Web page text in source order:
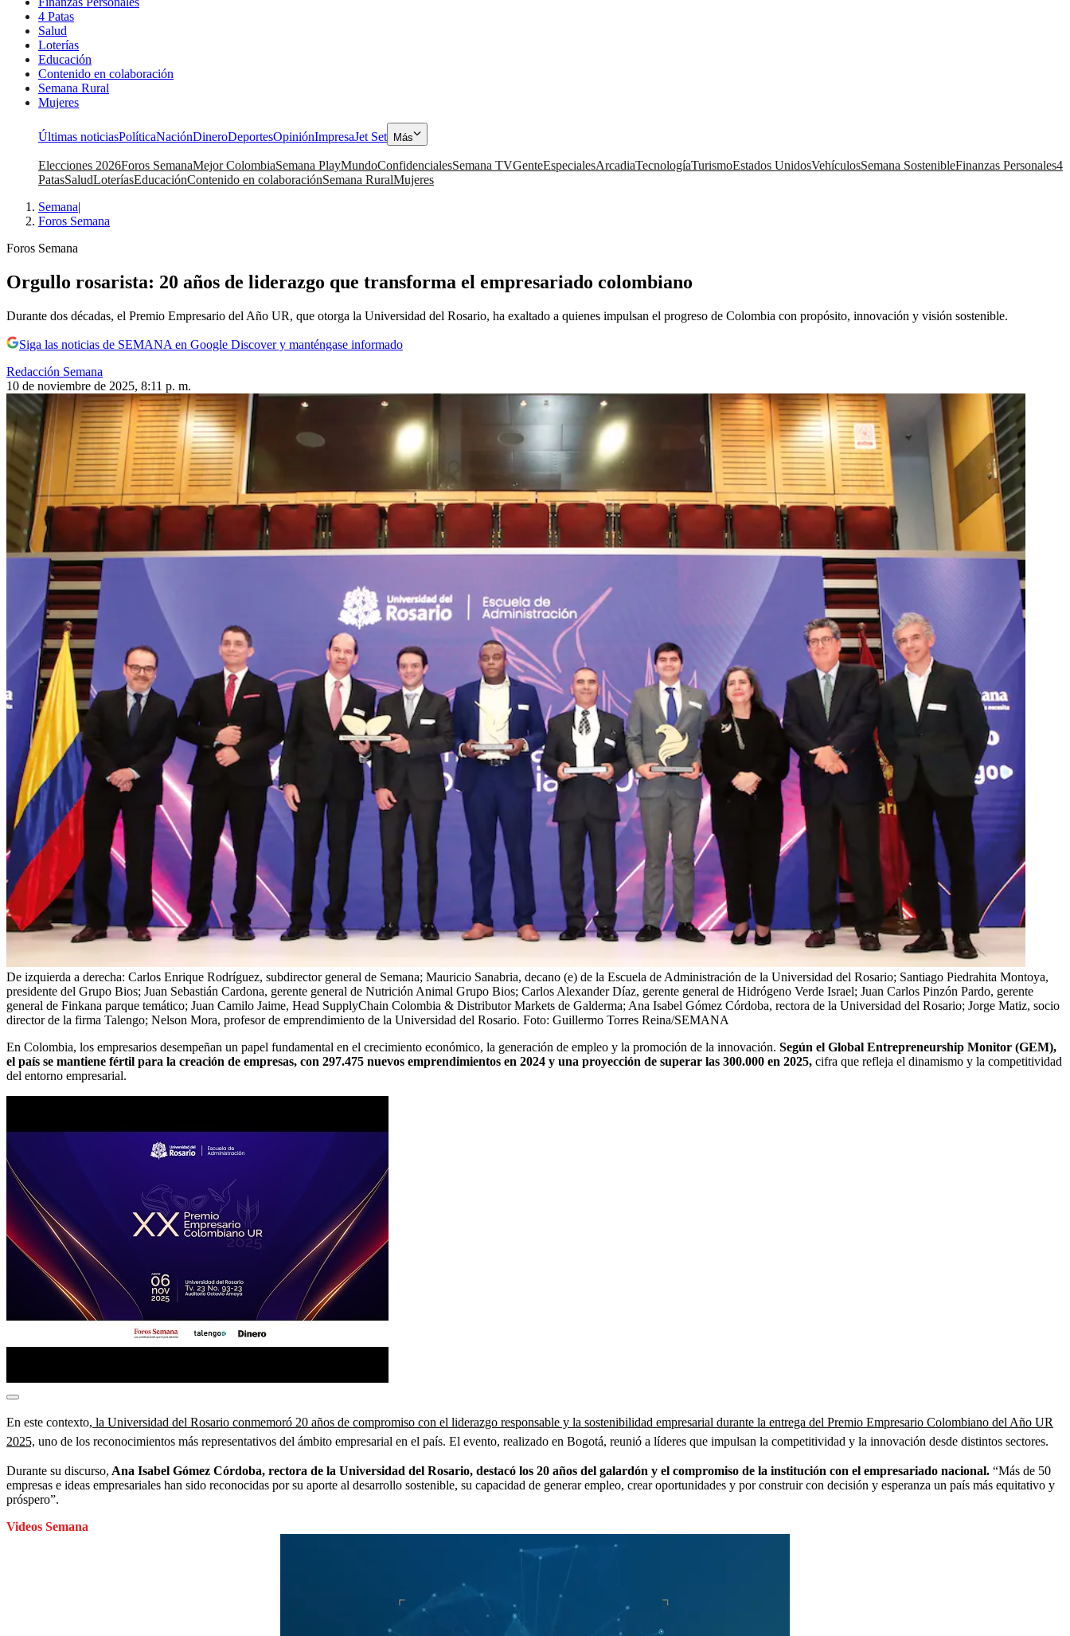
4 Patas
Salud
Loterías
Educación
Contenido en colaboración
Semana Rural
Mujeres
Últimas noticiasPolíticaNaciónDineroDeportesOpiniónImpresaJet Set Más
Elecciones 2026Foros SemanaMejor ColombiaSemana PlayMundoConfidencialesSemana TVGenteEspecialesArcadiaTecnologíaTurismoEstados UnidosVehículosSemana SostenibleFinanzas Personales4
PatasSaludLoteríasEducaciónContenido en colaboraciónSemana RuralMujeres
Semana|
Foros Semana
Foros Semana
Orgullo rosarista: 20 años de liderazgo que transforma el empresariado colombiano
Durante dos décadas, el Premio Empresario del Año UR, que otorga la Universidad del Rosario, ha exaltado a quienes impulsan el progreso de Colombia con propósito, innovación y visión sostenible.
Siga las noticias de SEMANA en Google Discover y manténgase informado
Redacción Semana
10 de noviembre de 2025, 8:11 p. m.
De izquierda a derecha: Carlos Enrique Rodríguez, subdirector general de Semana; Mauricio Sanabria, decano (e) de la Escuela de Administración de la Universidad del Rosario; Santiago Piedrahita Montoya,
presidente del Grupo Bios; Juan Sebastián Cardona, gerente general de Nutrición Animal Grupo Bios; Carlos Alexander Díaz, gerente general de Hidrógeno Verde Israel; Juan Carlos Pinzón Pardo, gerente
general de Finkana parque temático; Juan Camilo Jaime, Head SupplyChain Colombia & Distributor Markets de Galderma; Ana Isabel Gómez Córdoba, rectora de la Universidad del Rosario; Jorge Matiz, socio
director de la firma Talengo; Nelson Mora, profesor de emprendimiento de la Universidad del Rosario. Foto: Guillermo Torres Reina/SEMANA
En Colombia, los empresarios desempeñan un papel fundamental en el crecimiento económico, la generación de empleo y la promoción de la innovación. Según el Global Entrepreneurship Monitor (GEM),
el país se mantiene fértil para la creación de empresas, con 297.475 nuevos emprendimientos en 2024 y una proyección de superar las 300.000 en 2025, cifra que refleja el dinamismo y la competitividad
del entorno empresarial.
En este contexto, la Universidad del Rosario conmemoró 20 años de compromiso con el liderazgo responsable y la sostenibilidad empresarial durante la entrega del Premio Empresario Colombiano del Año UR
2025, uno de los reconocimientos más representativos del ámbito empresarial en el país. El evento, realizado en Bogotá, reunió a líderes que impulsan la competitividad y la innovación desde distintos sectores.
Durante su discurso, Ana Isabel Gómez Córdoba, rectora de la Universidad del Rosario, destacó los 20 años del galardón y el compromiso de la institución con el empresariado nacional. “Más de 50
empresas e ideas empresariales han sido reconocidas por su aporte al desarrollo sostenible, su capacidad de generar empleo, crear oportunidades y por construir con decisión y esperanza un país más equitativo y
próspero”.
Videos Semana